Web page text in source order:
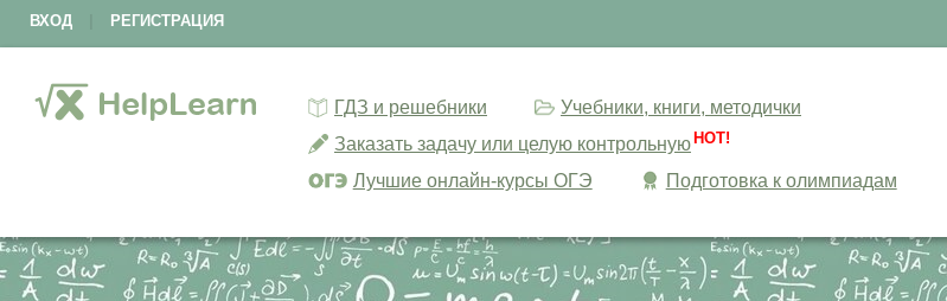
ВХОД РЕГИСТРАЦИЯ
ГДЗ и решебники
Учебники, книги, методички
Заказать задачу или целую контрольную HOT!
Лучшие онлайн-курсы ОГЭ Подготовка к олимпиадам